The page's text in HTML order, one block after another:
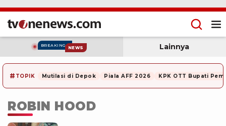
BREAKING NEWS Lainnya
# TOPIK Mutilasi di Depok Piala AFF 2026 KPK OTT Bupati
ROBIN HOOD